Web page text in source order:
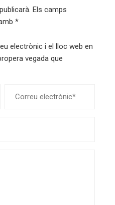
Els camps
*
electrònic i el lloc web en
vegada que